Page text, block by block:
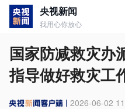
央视新闻
我用心你放心
国家防减救灾办
指导做好救灾工
2026-06-02